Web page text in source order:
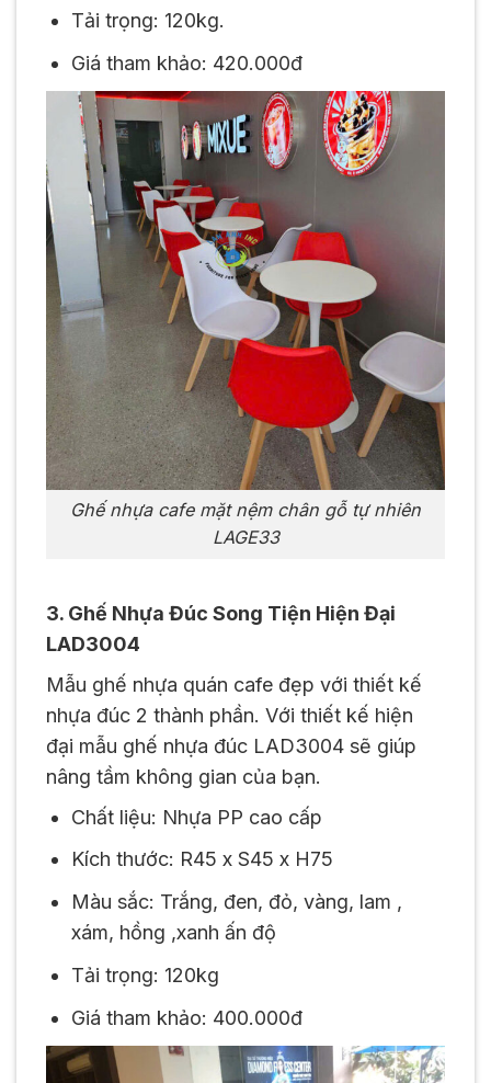
Tải trọng: 120kg.
Giá tham khảo: 420.000đ
Ghế nhựa cafe mặt nệm chân gỗ tự nhiên
LAGE33
3. Ghế Nhựa Đúc Song Tiện Hiện Đại
LAD3004
Mẫu ghế nhựa quán cafe đẹp với thiết kế
nhựa đúc 2 thành phần. Với thiết kế hiện
đại mẫu ghế nhựa đúc LAD3004 sẽ giúp
nâng tầm không gian của bạn.
Chất liệu: Nhựa PP cao cấp
Kích thước: R45 x S45 x H75
Màu sắc: Trắng, đen, đỏ, vàng, lam ,
xám, hồng ,xanh ấn độ
Tải trọng: 120kg
Giá tham khảo: 400.000đ